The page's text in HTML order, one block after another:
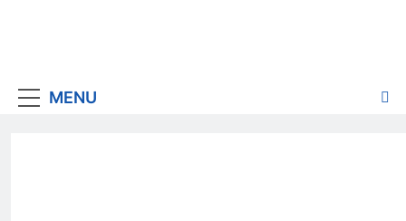
MENU